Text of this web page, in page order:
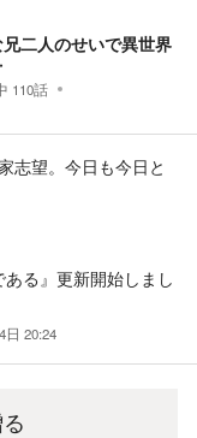
二人のせいで異世界
110話
志望。今日も今日と
る』更新開始しまし
日 20:24